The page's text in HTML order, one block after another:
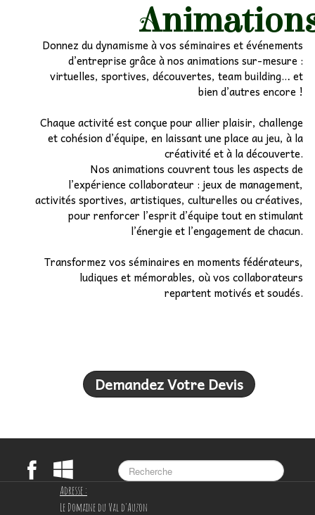
Donnez du dynamisme à vos séminaires et événements
d’entreprise grâce à nos animations sur-mesure :
virtuelles, sportives, découvertes, team building… et
bien d’autres encore !
Chaque activité est conçue pour allier plaisir, challenge
et cohésion d’équipe, en laissant une place au jeu, à la
créativité et à la découverte.
Nos animations couvrent tous les aspects de
l’expérience collaborateur : jeux de management,
activités sportives, artistiques, culturelles ou créatives,
pour renforcer l’esprit d’équipe tout en stimulant
l’énergie et l’engagement de chacun.
Transformez vos séminaires en moments fédérateurs,
ludiques et mémorables, où vos collaborateurs
repartent motivés et soudés.
Demandez Votre Devis
Adresse :
Le Domaine du Val d'Auzon